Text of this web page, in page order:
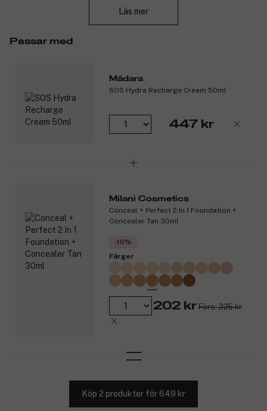
Använd Madara SOS Moisture+Radiance Hydra Mask två gånger
3090676
Läs mer
Passar med
Mádara
SOS Hydra Recharge Cream 50ml
447 kr
Milani Cosmetics
Conceal + Perfect 2 In 1 Foundation +
Concealer Tan 30ml
-10%
Färger
202 kr Före: 225 kr
Köp 2 produkter för 649 kr